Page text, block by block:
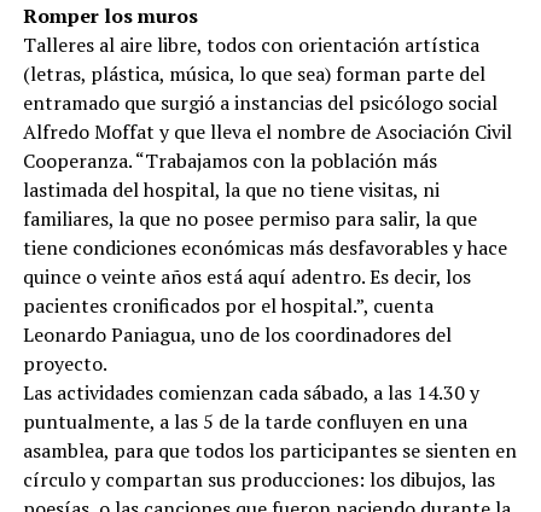
Romper los muros
Talleres al aire libre, todos con orientación artística
(letras, plástica, música, lo que sea) forman parte del
entramado que surgió a instancias del psicólogo social
Alfredo Moffat y que lleva el nombre de Asociación Civil
Cooperanza. “Trabajamos con la población más
lastimada del hospital, la que no tiene visitas, ni
familiares, la que no posee permiso para salir, la que
tiene condiciones económicas más desfavorables y hace
quince o veinte años está aquí adentro. Es decir, los
pacientes cronificados por el hospital.”, cuenta
Leonardo Paniagua, uno de los coordinadores del
proyecto.
Las actividades comienzan cada sábado, a las 14.30 y
puntualmente, a las 5 de la tarde confluyen en una
asamblea, para que todos los participantes se sienten en
círculo y compartan sus producciones: los dibujos, las